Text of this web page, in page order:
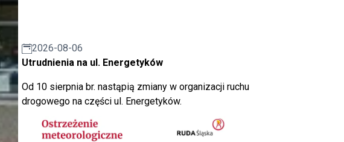
2026-08-06
Utrudnienia na ul. Energetyków
Od 10 sierpnia br. nastąpią zmiany w organizacji ruchu
drogowego na części ul. Energetyków.